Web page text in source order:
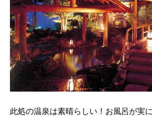
此処の温泉は素晴らしい！お風呂が実